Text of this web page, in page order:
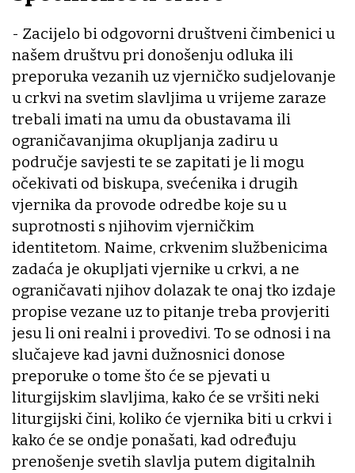
- Zacijelo bi odgovorni društveni čimbenici u
našem društvu pri donošenju odluka ili
preporuka vezanih uz vjerničko sudjelovanje
u crkvi na svetim slavljima u vrijeme zaraze
trebali imati na umu da obustavama ili
ograničavanjima okupljanja zadiru u
područje savjesti te se zapitati je li mogu
očekivati od biskupa, svećenika i drugih
vjernika da provode odredbe koje su u
suprotnosti s njihovim vjerničkim
identitetom. Naime, crkvenim službenicima
zadaća je okupljati vjernike u crkvi, a ne
ograničavati njihov dolazak te onaj tko izdaje
propise vezane uz to pitanje treba provjeriti
jesu li oni realni i provedivi. To se odnosi i na
slučajeve kad javni dužnosnici donose
preporuke o tome što će se pjevati u
liturgijskim slavljima, kako će se vršiti neki
liturgijski čini, koliko će vjernika biti u crkvi i
kako će se ondje ponašati, kad određuju
prenošenje svetih slavlja putem digitalnih